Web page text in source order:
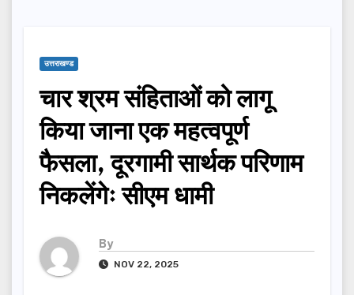
उत्तराखण्ड
चार श्रम संहिताओं को लागू
किया जाना एक महत्वपूर्ण
फैसला, दूरगामी सार्थक परिणाम
निकलेंगेः सीएम धामी
By
NOV 22, 2025